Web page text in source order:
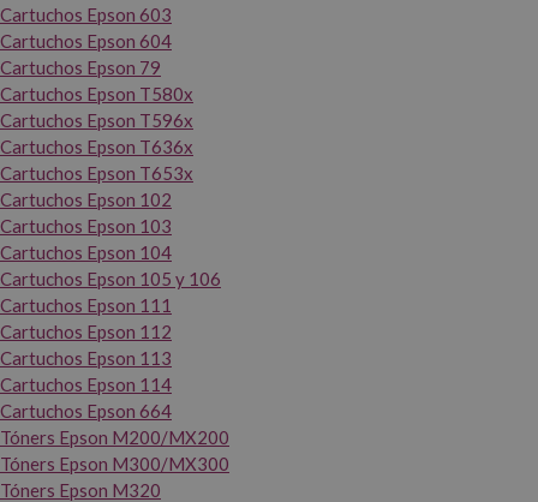
Cartuchos Epson 603
Cartuchos Epson 604
Cartuchos Epson 79
Cartuchos Epson T580x
Cartuchos Epson T596x
Cartuchos Epson T636x
Cartuchos Epson T653x
Cartuchos Epson 102
Cartuchos Epson 103
Cartuchos Epson 104
Cartuchos Epson 105 y 106
Cartuchos Epson 111
Cartuchos Epson 112
Cartuchos Epson 113
Cartuchos Epson 114
Cartuchos Epson 664
Tóners Epson M200/MX200
Tóners Epson M300/MX300
Tóners Epson M320